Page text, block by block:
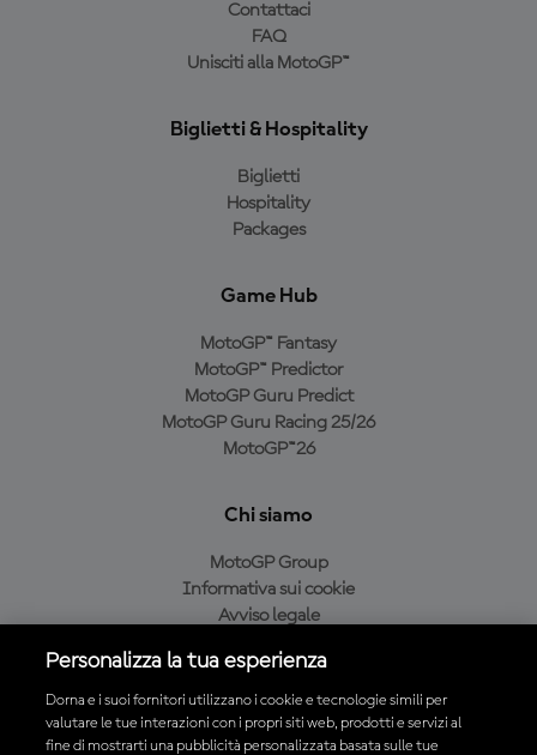
Contattaci
FAQ
Unisciti alla MotoGP™
Biglietti & Hospitality
Biglietti
Hospitality
Packages
Game Hub
MotoGP™ Fantasy
MotoGP™ Predictor
MotoGP Guru Predict
MotoGP Guru Racing 25/26
MotoGP™26
Chi siamo
MotoGP Group
Informativa sui cookie
Avviso legale
Condizioni di acquisto
Personalizza la tua esperienza
Dorna e i suoi fornitori utilizzano i cookie e tecnologie simili per
valutare le tue interazioni con i propri siti web, prodotti e servizi al
fine di mostrarti una pubblicità personalizzata basata sulle tue